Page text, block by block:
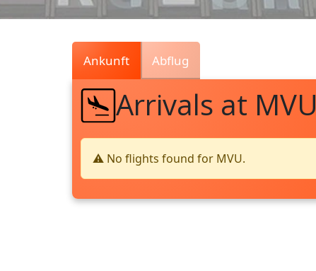
Ankunft Abflug
Arrivals at MVU
⚠️ No flights found for MVU.